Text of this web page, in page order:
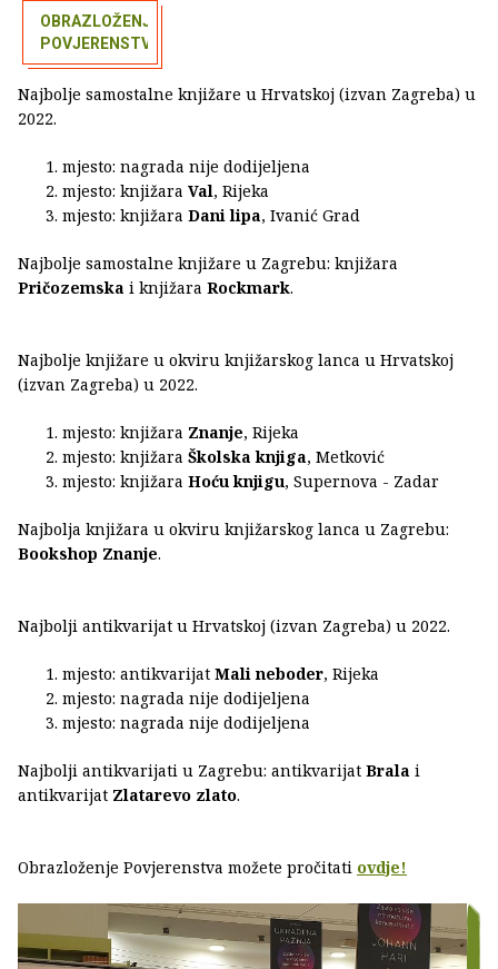
OBRAZLOŽENJE
POVJERENSTVA
Najbolje samostalne knjižare u Hrvatskoj (izvan Zagreba) u
2022.
mjesto: nagrada nije dodijeljena
mjesto: knjižara Val, Rijeka
mjesto: knjižara Dani lipa, Ivanić Grad
Najbolje samostalne knjižare u Zagrebu: knjižara
Pričozemska i knjižara Rockmark.
Najbolje knjižare u okviru knjižarskog lanca u Hrvatskoj
(izvan Zagreba) u 2022.
mjesto: knjižara Znanje, Rijeka
mjesto: knjižara Školska knjiga, Metković
mjesto: knjižara Hoću knjigu, Supernova - Zadar
Najbolja knjižara u okviru knjižarskog lanca u Zagrebu:
Bookshop Znanje.
Najbolji antikvarijat u Hrvatskoj (izvan Zagreba) u 2022.
mjesto: antikvarijat Mali neboder, Rijeka
mjesto: nagrada nije dodijeljena
mjesto: nagrada nije dodijeljena
Najbolji antikvarijati u Zagrebu: antikvarijat Brala i
antikvarijat Zlatarevo zlato.
Obrazloženje Povjerenstva možete pročitati ovdje!